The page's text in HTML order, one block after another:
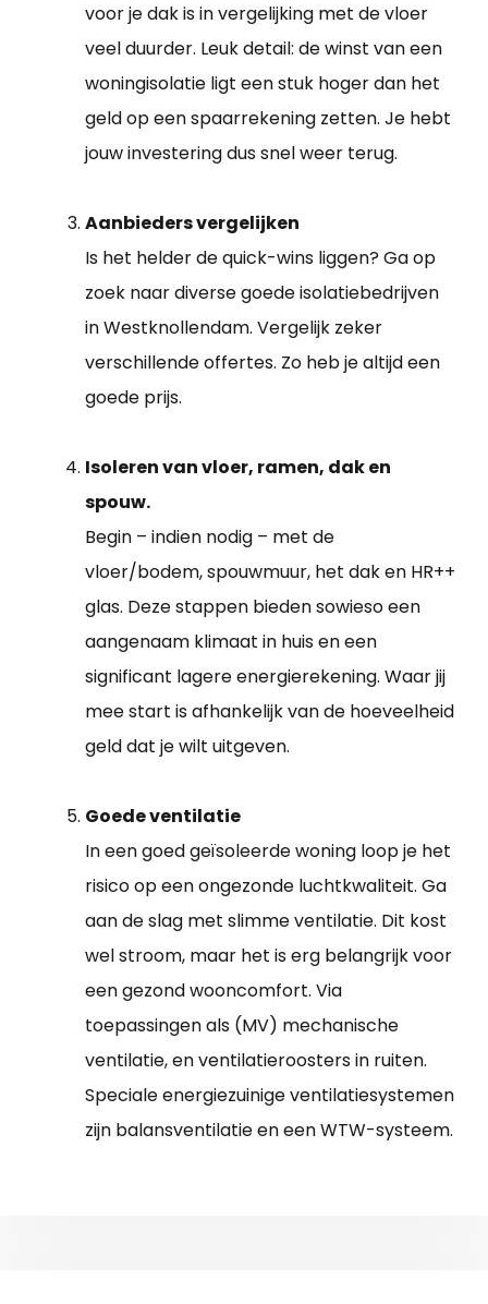
voor je dak is in vergelijking met de vloer
veel duurder. Leuk detail: de winst van een
woningisolatie ligt een stuk hoger dan het
geld op een spaarrekening zetten. Je hebt
jouw investering dus snel weer terug.
Aanbieders vergelijken
Is het helder de quick-wins liggen? Ga op
zoek naar diverse goede isolatiebedrijven
in Westknollendam. Vergelijk zeker
verschillende offertes. Zo heb je altijd een
goede prijs.
Isoleren van vloer, ramen, dak en
spouw.
Begin – indien nodig – met de
vloer/bodem, spouwmuur, het dak en HR++
glas. Deze stappen bieden sowieso een
aangenaam klimaat in huis en een
significant lagere energierekening. Waar jij
mee start is afhankelijk van de hoeveelheid
geld dat je wilt uitgeven.
Goede ventilatie
In een goed geïsoleerde woning loop je het
risico op een ongezonde luchtkwaliteit. Ga
aan de slag met slimme ventilatie. Dit kost
wel stroom, maar het is erg belangrijk voor
een gezond wooncomfort. Via
toepassingen als (MV) mechanische
ventilatie, en ventilatieroosters in ruiten.
Speciale energiezuinige ventilatiesystemen
zijn balansventilatie en een WTW-systeem.